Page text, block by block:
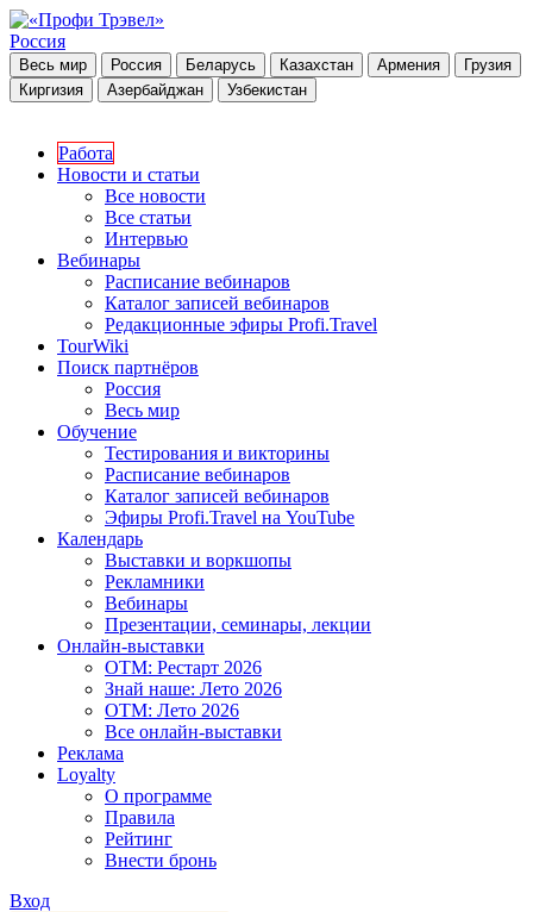
Россия
Весь мир Россия Беларусь Казахстан Армения
Грузия
Киргизия
Азербайджан Узбекистан
Работа
Новости и статьи
Все новости
Все статьи
Интервью
Вебинары
Расписание вебинаров
Каталог записей вебинаров
Редакционные эфиры Profi.Travel
TourWiki
Поиск партнёров
Россия
Весь мир
Обучение
Тестирования и викторины
Расписание вебинаров
Каталог записей вебинаров
Эфиры Profi.Travel на YouTube
Календарь
Выставки и воркшопы
Рекламники
Вебинары
Презентации, семинары, лекции
Онлайн-выставки
OTM: Рестарт 2026
Знай наше: Лето 2026
OTM: Лето 2026
Все онлайн-выставки
Реклама
Loyalty
О программе
Правила
Рейтинг
Внести бронь
Вход